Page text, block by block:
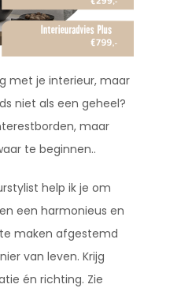
met je interieur, maar
niet als een geheel?
maar
te beginnen..
help ik je om
een harmonieus en
maken afgestemd
van leven. Krijg
én richting. Zie